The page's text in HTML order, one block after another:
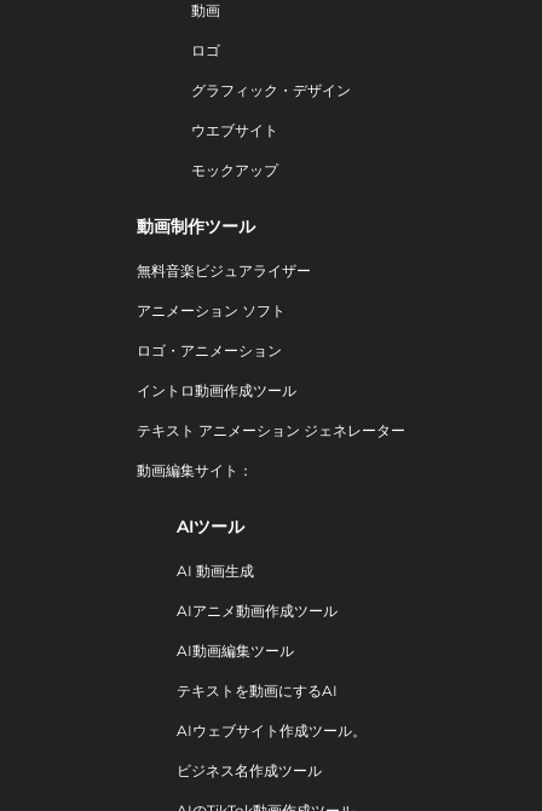
動画
ロゴ
グラフィック・デザイン
ウエブサイト
モックアップ
動画制作ツール
無料音楽ビジュアライザー
アニメーション ソフト
ロゴ・アニメーション
イントロ動画作成ツール
テキスト アニメーション ジェネレーター
動画編集サイト：
AIツール
AI 動画生成
AIアニメ動画作成ツール
AI動画編集ツール
テキストを動画にするAI
AIウェブサイト作成ツール。
ビジネス名作成ツール